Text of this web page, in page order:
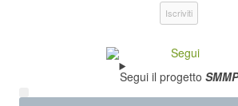
Iscriviti
Segui il progetto SMMP